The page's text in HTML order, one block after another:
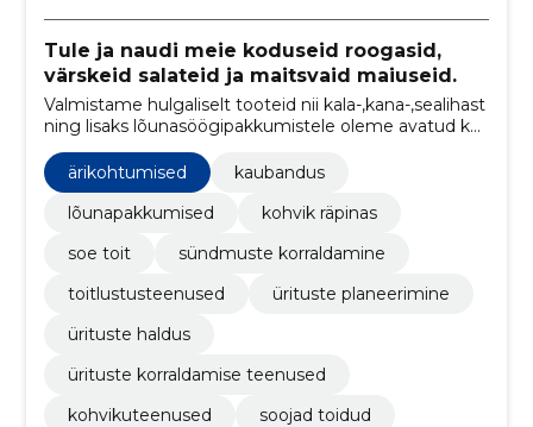
Tule ja naudi meie koduseid roogasid,
värskeid salateid ja maitsvaid maiuseid.
Valmistame hulgaliselt tooteid nii kala-,kana-,sealihast
ning lisaks lõunasöögipakkumistele oleme avatud ka
ärikohtumised
kaubandus
lõunapakkumised
kohvik räpinas
soe toit
sündmuste korraldamine
toitlustusteenused
ürituste planeerimine
ürituste haldus
ürituste korraldamise teenused
kohvikuteenused
soojad toidud